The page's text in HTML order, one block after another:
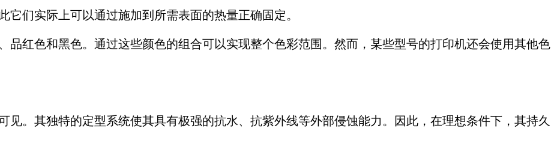
们实际上可以通过施加到所需表面的热量正确固定。
品红色和黑色。通过这些颜色的组合可以实现整个色彩范围。然而，某些型号的打印机还会使用其他色
见。其独特的定型系统使其具有极强的抗水、抗紫外线等外部侵蚀能力。因此，在理想条件下，其持久